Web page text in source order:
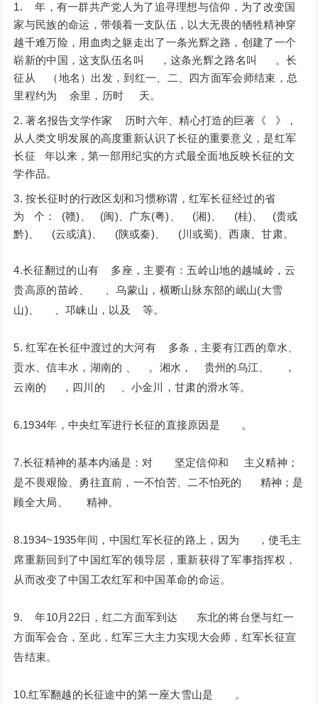
年，有一群共产党人为了追寻理想与信仰，为了改变国
家与民族的命运，带领着一支队伍，以大无畏的牺牲精神穿
越千难万险，用血肉之躯走出了一条光辉之路，创建了一个
崭新的中国，这支队伍名叫 ，这条光辉之路名叫 。长
征从 （地名）出发，到红一、二、四方面军会师结束，总
里程约为 余里，历时 天。
著名报告文学作家 历时六年、精心打造的巨著《 》，
从人类文明发展的高度重新认识了长征的重要意义，是红军
长征 年以来，第一部用纪实的方式最全面地反映长征的文
学作品。
按长征时的行政区划和习惯称谓，红军长征经过的省
为 个： (赣)、 (闽)、广东(粤)、 (湘)、 (桂)、 (贵或
黔)、 (云或滇)、 (陕或秦)、 (川或蜀)、西康、甘肃。
4.长征翻过的山有 多座，主要有：五岭山地的越城岭，云
贵高原的苗岭、 、乌蒙山，横断山脉东部的岷山(大雪
山)、 、邛崃山，以及 等。
5. 红军在长征中渡过的大河有 多条，主要有江西的章水、
贡水、信丰水，湖南的 、 。湘水， 贵州的乌江、 ，
云南的 ，四川的 、小金川，甘肃的滑水等。
6.1934年，中央红军进行长征的直接原因是 。
7.长征精神的基本内涵是：对 坚定信仰和 主义精神；
是不畏艰险、勇往直前，一不怕苦、二不怕死的 精神；是
顾全大局、 精神。
8.1934~1935年间，中国红军长征的路上，因为 ，使毛主
席重新回到了中国红军的领导层，重新获得了军事指挥权，
从而改变了中国工农红军和中国革命的命运。
9. 年10月22日，红二方面军到达 东北的将台堡与红一
方面军会合，至此，红军三大主力实现大会师，红军长征宣
告结束。
10.红军翻越的长征途中的第一座大雪山是 。